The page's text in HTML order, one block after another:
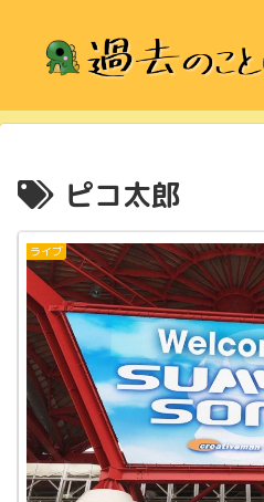
ピコ太郎
ライブ